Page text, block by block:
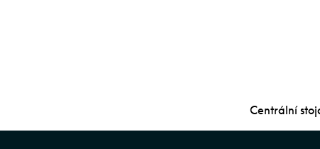
Centrální